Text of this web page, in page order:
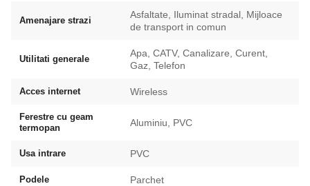
Amenajare strazi
Asfaltate, Iluminat stradal, Mijloace
de transport in comun
Utilitati generale
Apa, CATV, Canalizare, Curent,
Gaz, Telefon
Acces internet Wireless
Ferestre cu geam
termopan
Aluminiu, PVC
Usa intrare PVC
Podele Parchet